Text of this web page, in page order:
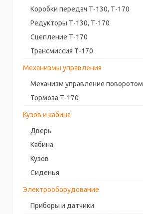
Коробки передач Т-130, Т-170
Редукторы Т-130, Т-170
Сцепление Т-170
Трансмиссия Т-170
Механизмы управления
Механизм управление поворотом
Тормоза Т-170
Кузов и кабина
Дверь
Кабина
Кузов
Сиденья
Электрооборудование
Приборы и датчики